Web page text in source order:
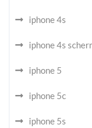
iphone 4s
iphone 4s
iphone 5
iphone 5c
iphone 5s